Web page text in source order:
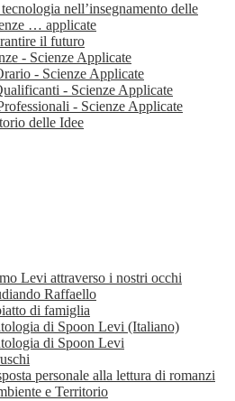
nell’insegnamento delle
… applicate
il futuro
- Scienze Applicate
- Scienze Applicate
- Scienze Applicate
- Scienze Applicate
delle Idee
Levi attraverso i nostri occhi
Raffaello
di famiglia
di Spoon Levi (Italiano)
di Spoon Levi
personale alla lettura di romanzi
e Territorio